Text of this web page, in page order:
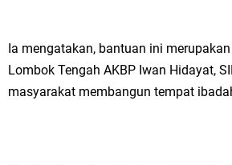
Ia mengatakan, bantuan ini
Lombok Tengah AKBP Iwan Hidayat,
masyarakat membangun tempat